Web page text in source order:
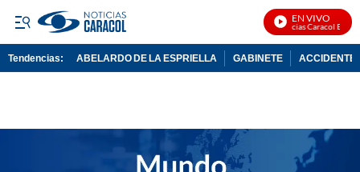
EN VIVO
Noticias Caracol En Vivo
Tendencias: ABELARDO DE LA ESPRIELLA GABINETE ACCIDENTE